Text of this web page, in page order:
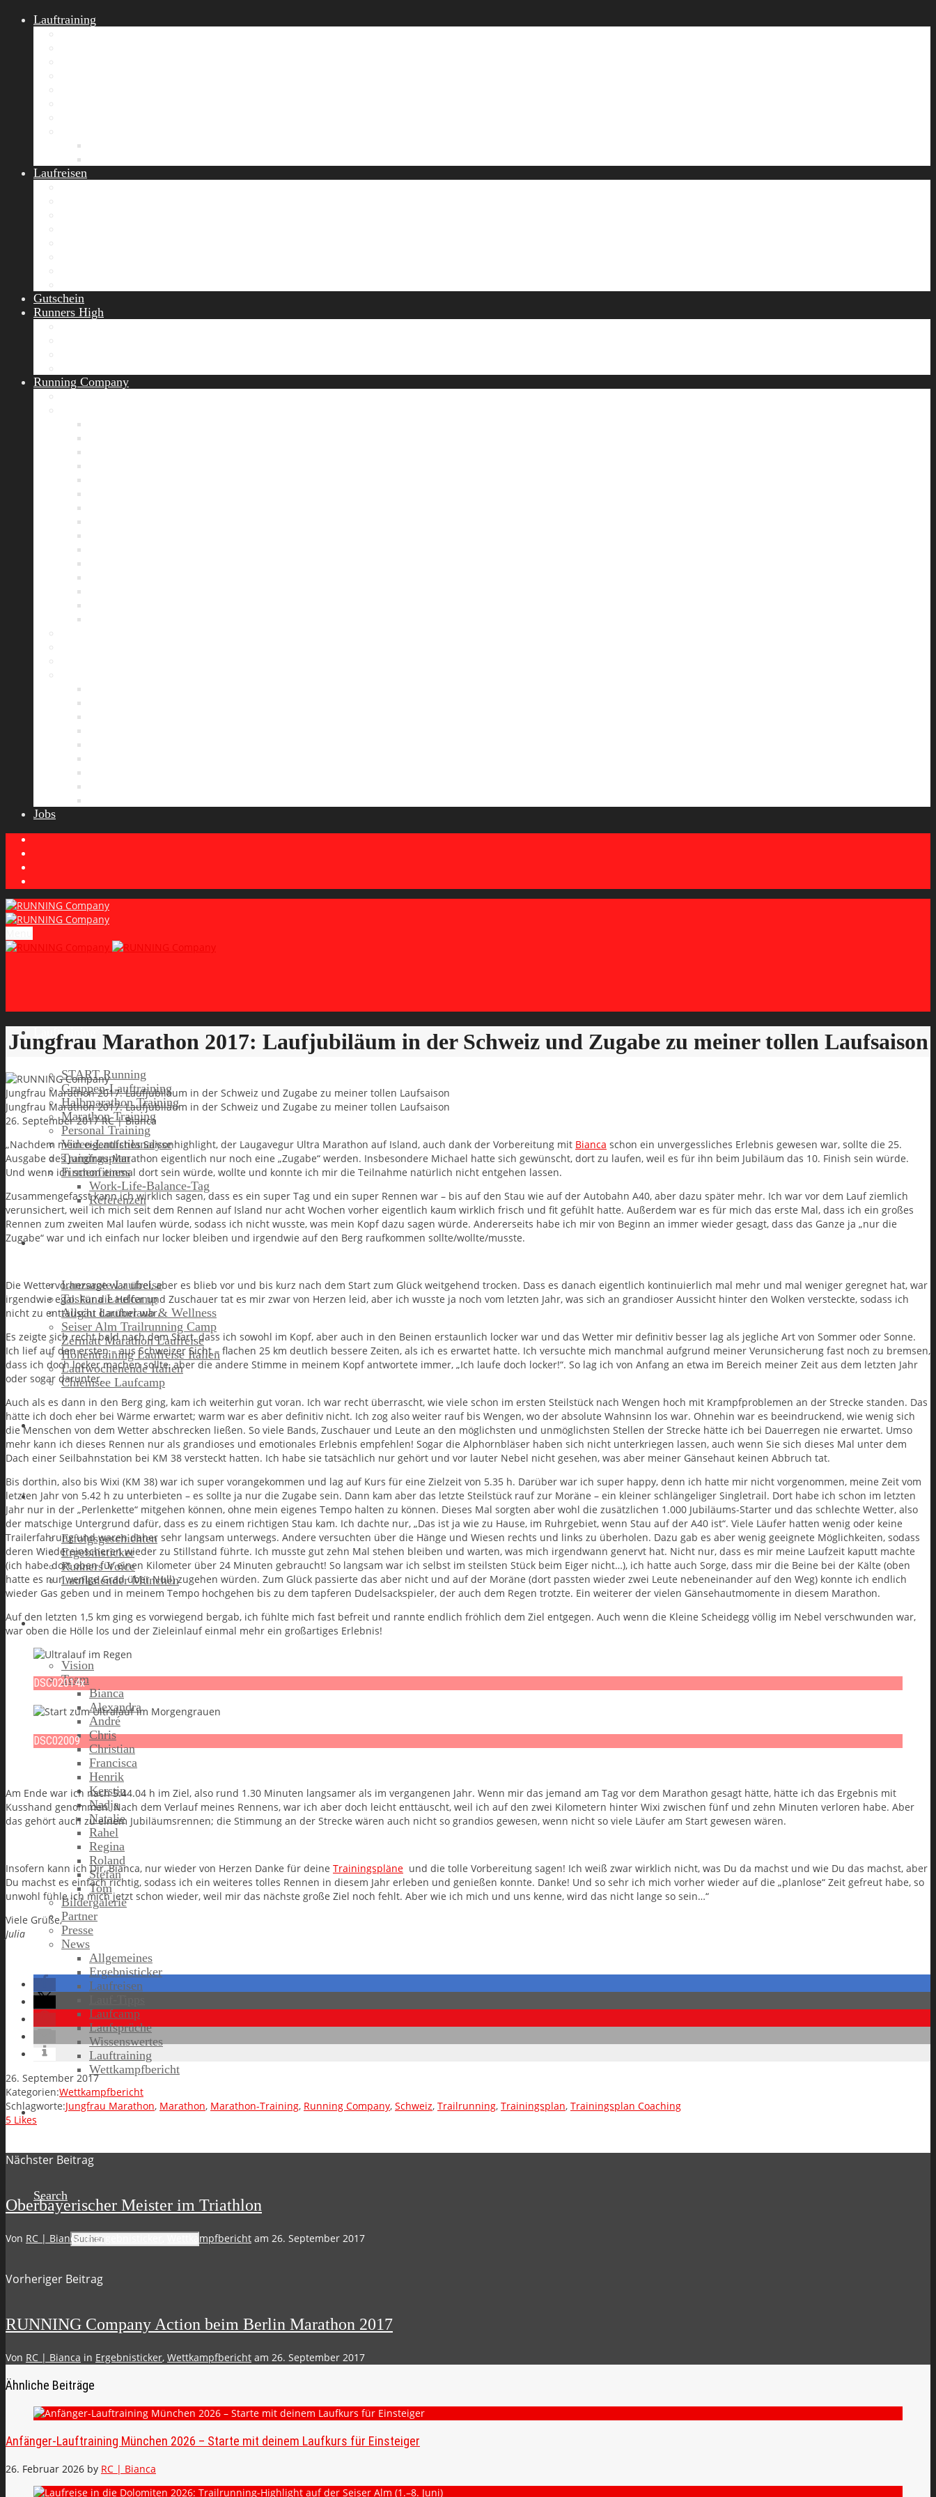
Lauftraining
Laufreisen
Gutschein
Runners High
Running Company
Jobs
Lauftraining
START Running
Gruppen-Lauftraining
Halbmarathon Training
Marathon Training
Personal Training
Video-Laufstilanalyse
Trainingsplan
Firmenfitness
Work-Life-Balance-Tag
Referenzen
Laufreisen
Lanzarote Laufreise
Toskana Laufcamp
Allgäu Laufurlaub & Wellness
Seiser Alm Trailrunning Camp
Zermatt Marathon Laufreise
Höhentraining Laufreise Italien
Laufwochenende Italien
Chiemsee Laufcamp
Gutschein
Runners High
Erfolgsgeschichten
Ergebnisticker
Runners Voice
Laufkalender München
Running Company
Vision
Team
Bianca
Alexandra
André
Chris
Christian
Francisca
Henrik
Kerstin
Nadja
Natalie
Rahel
Regina
Roland
Stefan
Tom
Bildergalerie
Partner
Presse
News
Allgemeines
Ergebnisticker
Laufreisen
Laufcamp
Laufsprüche
Wissenswertes
Lauftraining
Wettkampfbericht
Jobs
Search
Suchen
Jungfrau Marathon 2017: Laufjubiläum in der Schweiz und Zugabe zu meiner tollen Laufsaison
Jungfrau Marathon 2017: Laufjubiläum in der Schweiz und Zugabe zu meiner tollen Laufsaison
Jungfrau Marathon 2017: Laufjubiläum in der Schweiz und Zugabe zu meiner tollen Laufsaison
26. September 2017 RC | Bianca
„Nachdem mein eigentliches Saisonhighlight, der Laugavegur Ultra Marathon auf Island, auch dank der Vorbereitung mit Bianca schon ein unvergessliches Erlebnis gewesen war, sollte die 25.
Ausgabe des Jungfrau-Marathon eigentlich nur noch eine „Zugabe“ werden. Insbesondere Michael hatte sich gewünscht, dort zu laufen, weil es für ihn beim Jubiläum das 10. Finish sein würde.
Und wenn ich schon einmal dort sein würde, wollte und konnte ich mir die Teilnahme natürlich nicht entgehen lassen.
Zusammengefasst kann ich wirklich sagen, dass es ein super Tag und ein super Rennen war – bis auf den Stau wie auf der Autobahn A40, aber dazu später mehr. Ich war vor dem Lauf ziemlich
verunsichert, weil ich mich seit dem Rennen auf Island nur acht Wochen vorher eigentlich kaum wirklich frisch und fit gefühlt hatte. Außerdem war es für mich das erste Mal, dass ich ein großes
Rennen zum zweiten Mal laufen würde, sodass ich nicht wusste, was mein Kopf dazu sagen würde. Andererseits habe ich mir von Beginn an immer wieder gesagt, dass das Ganze ja „nur die
Zugabe“ war und ich einfach nur locker bleiben und irgendwie auf den Berg raufkommen sollte/wollte/musste.
Die Wettervorhersage war übel, aber es blieb vor und bis kurz nach dem Start zum Glück weitgehend trocken. Dass es danach eigentlich kontinuierlich mal mehr und mal weniger geregnet hat, war
irgendwie egal. Für die Helfer und Zuschauer tat es mir zwar von Herzen leid, aber ich wusste ja noch vom letzten Jahr, was sich an grandioser Aussicht hinter den Wolken versteckte, sodass ich
nicht zu enttäuscht darüber war.
Es zeigte sich recht bald nach dem Start, dass ich sowohl im Kopf, aber auch in den Beinen erstaunlich locker war und das Wetter mir definitiv besser lag als jegliche Art von Sommer oder Sonne.
Ich lief auf den ersten – aus Schweizer Sicht – flachen 25 km deutlich bessere Zeiten, als ich es erwartet hatte. Ich versuchte mich manchmal aufgrund meiner Verunsicherung fast noch zu bremsen,
dass ich doch locker machen sollte, aber die andere Stimme in meinem Kopf antwortete immer, „Ich laufe doch locker!“. So lag ich von Anfang an etwa im Bereich meiner Zeit aus dem letzten Jahr
oder sogar darunter.
Auch als es dann in den Berg ging, kam ich weiterhin gut voran. Ich war recht überrascht, wie viele schon im ersten Steilstück nach Wengen hoch mit Krampfproblemen an der Strecke standen. Das
hätte ich doch eher bei Wärme erwartet; warm war es aber definitiv nicht. Ich zog also weiter rauf bis Wengen, wo der absolute Wahnsinn los war. Ohnehin war es beeindruckend, wie wenig sich
die Menschen von dem Wetter abschrecken ließen. So viele Bands, Zuschauer und Leute an den möglichsten und unmöglichsten Stellen der Strecke hätte ich bei Dauerregen nie erwartet. Umso
mehr kann ich dieses Rennen nur als grandioses und emotionales Erlebnis empfehlen! Sogar die Alphornbläser haben sich nicht unterkriegen lassen, auch wenn Sie sich dieses Mal unter dem
Dach einer Seilbahnstation bei KM 38 versteckt hatten. Ich habe sie tatsächlich nur gehört und vor lauter Nebel nicht gesehen, was aber meiner Gänsehaut keinen Abbruch tat.
Bis dorthin, also bis Wixi (KM 38) war ich super vorangekommen und lag auf Kurs für eine Zielzeit von 5.35 h. Darüber war ich super happy, denn ich hatte mir nicht vorgenommen, meine Zeit vom
letzten Jahr von 5.42 h zu unterbieten – es sollte ja nur die Zugabe sein. Dann kam aber das letzte Steilstück rauf zur Moräne – ein kleiner schlängeliger Singletrail. Dort habe ich schon im letzten
Jahr nur in der „Perlenkette“ mitgehen können, ohne mein eigenes Tempo halten zu können. Dieses Mal sorgten aber wohl die zusätzlichen 1.000 Jubiläums-Starter und das schlechte Wetter, also
der matschige Untergrund dafür, dass es zu einem richtigen Stau kam. Ich dachte nur, „Das ist ja wie zu Hause, im Ruhrgebiet, wenn Stau auf der A40 ist“. Viele Läufer hatten wenig oder keine
Trailerfahrung und waren daher sehr langsam unterwegs. Andere versuchten über die Hänge und Wiesen rechts und links zu überholen. Dazu gab es aber wenig geeignete Möglichkeiten, sodass
deren Wiedereinscheren wieder zu Stillstand führte. Ich musste gut zehn Mal stehen bleiben und warten, was mich irgendwann genervt hat. Nicht nur, dass es mir meine Laufzeit kaputt machte
(ich habe dort oben für einen Kilometer über 24 Minuten gebraucht! So langsam war ich selbst im steilsten Stück beim Eiger nicht…), ich hatte auch Sorge, dass mir die Beine bei der Kälte (oben
hatte es nur wenige Grad über Null) zugehen würden. Zum Glück passierte das aber nicht und auf der Moräne (dort passten wieder zwei Leute nebeneinander auf den Weg) konnte ich endlich
wieder Gas geben und in meinem Tempo hochgehen bis zu dem tapferen Dudelsackspieler, der auch dem Regen trotzte. Ein weiterer der vielen Gänsehautmomente in diesem Marathon.
Auf den letzten 1,5 km ging es vorwiegend bergab, ich fühlte mich fast befreit und rannte endlich fröhlich dem Ziel entgegen. Auch wenn die Kleine Scheidegg völlig im Nebel verschwunden war,
war oben die Hölle los und der Zieleinlauf einmal mehr ein großartiges Erlebnis!
DSC02014x
DSC02009
Am Ende war ich nach 5:44.04 h im Ziel, also rund 1.30 Minuten langsamer als im vergangenen Jahr. Wenn mir das jemand am Tag vor dem Marathon gesagt hätte, hätte ich das Ergebnis mit
Kusshand genommen. Nach dem Verlauf meines Rennens, war ich aber doch leicht enttäuscht, weil ich auf den zwei Kilometern hinter Wixi zwischen fünf und zehn Minuten verloren habe. Aber
das gehört auch zu einem Jubiläumsrennen; die Stimmung an der Strecke wären auch nicht so grandios gewesen, wenn nicht so viele Läufer am Start gewesen wären.
Insofern kann ich Dir, Bianca, nur wieder von Herzen Danke für deine Trainingspläne und die tolle Vorbereitung sagen! Ich weiß zwar wirklich nicht, was Du da machst und wie Du das machst, aber
Du machst es einfach richtig, sodass ich ein weiteres tolles Rennen in diesem Jahr erleben und genießen konnte. Danke! Und so sehr ich mich vorher wieder auf die „planlose“ Zeit gefreut habe, so
unwohl fühle ich mich jetzt schon wieder, weil mir das nächste große Ziel noch fehlt. Aber wie ich mich und uns kenne, wird das nicht lange so sein…“
Viele Grüße,
Julia
26. September 2017
Kategorien:Wettkampfbericht
Schlagworte:Jungfrau Marathon, Marathon, Marathon-Training, Running Company, Schweiz, Trailrunning, Trainingsplan, Trainingsplan Coaching
5 Likes
Nächster Beitrag
Oberbayerischer Meister im Triathlon
Von RC | BiancainErgebnisticker Wettkampfbericht am 26. September 2017
Vorheriger Beitrag
RUNNING Company Action beim Berlin Marathon 2017
Von RC | Bianca in Ergebnisticker, Wettkampfbericht am 26. September 2017
Ähnliche Beiträge
Anfänger-Lauftraining München 2026 – Starte mit deinem Laufkurs für Einsteiger
26. Februar 2026 by RC | Bianca